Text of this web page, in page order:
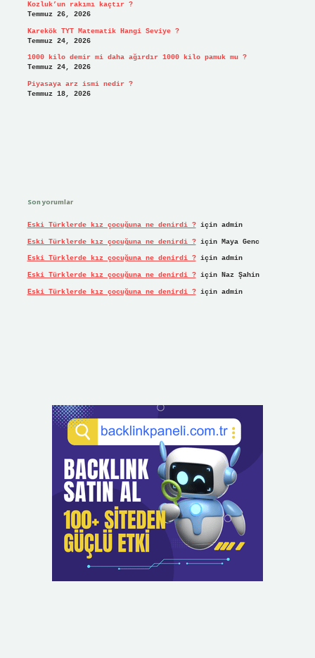
Kozluk’un rakımı kaçtır ?
Temmuz 26, 2026
Karekök TYT Matematik Hangi Seviye ?
Temmuz 24, 2026
1000 kilo demir mi daha ağırdır 1000 kilo pamuk mu ?
Temmuz 24, 2026
Piyasaya arz ismi nedir ?
Temmuz 18, 2026
Son yorumlar
Eski Türklerde kız çocuğuna ne denirdi ?için admin
Eski Türklerde kız çocuğuna ne denirdi ?için Maya Genc
Eski Türklerde kız çocuğuna ne denirdi ?için admin
Eski Türklerde kız çocuğuna ne denirdi ?için Naz Şahin
Eski Türklerde kız çocuğuna ne denirdi ?için admin